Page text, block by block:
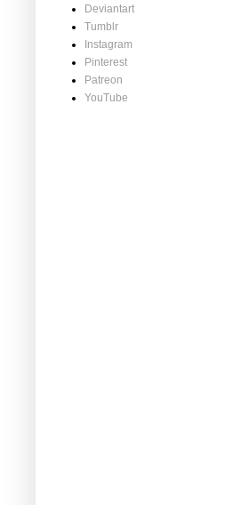
Deviantart
Tumblr
Instagram
Pinterest
Patreon
YouTube